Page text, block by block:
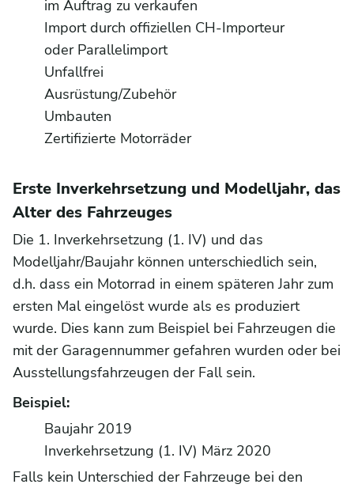
im Auftrag zu verkaufen
Import durch offiziellen CH-Importeur
oder Parallelimport
Unfallfrei
Ausrüstung/Zubehör
Umbauten
Zertifizierte Motorräder
Erste Inverkehrsetzung und Modelljahr, das
Alter des Fahrzeuges
Die 1. Inverkehrsetzung (1. IV) und das
Modelljahr/Baujahr können unterschiedlich sein,
d.h. dass ein Motorrad in einem späteren Jahr zum
ersten Mal eingelöst wurde als es produziert
wurde. Dies kann zum Beispiel bei Fahrzeugen die
mit der Garagennummer gefahren wurden oder bei
Ausstellungsfahrzeugen der Fall sein.
Beispiel:
Baujahr 2019
Inverkehrsetzung (1. IV) März 2020
Falls kein Unterschied der Fahrzeuge bei den